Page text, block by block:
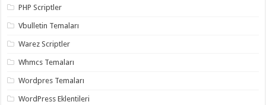
PHP Scriptler
Vbulletin Temaları
Warez Scriptler
Whmcs Temaları
Wordpres Temaları
WordPress Eklentileri